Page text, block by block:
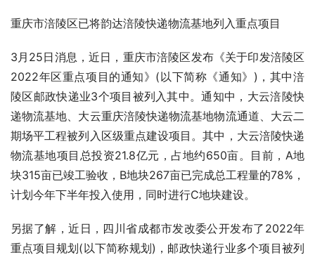
重庆市涪陵区已将韵达涪陵快递物流基地列入重点项目
3月25日消息，近日，重庆市涪陵区发布《关于印发涪陵区
2022年区重点项目的通知》(以下简称《通知》)，其中涪
陵区邮政快递业3个项目被列入其中。通知中，大云涪陵快
递物流基地、大云重庆涪陵快递物流基地物流通道、大云二
期场平工程被列入区级重点建设项目。其中，大云涪陵快递
物流基地项目总投资21.8亿元，占地约650亩。目前，A地
块315亩已竣工验收，B地块267亩已完成总工程量的78%，
计划今年下半年投入使用，同时进行C地块建设。
另据了解，近日，四川省成都市发改委公开发布了2022年
重点项目规划(以下简称规划)，邮政快递行业多个项目被列